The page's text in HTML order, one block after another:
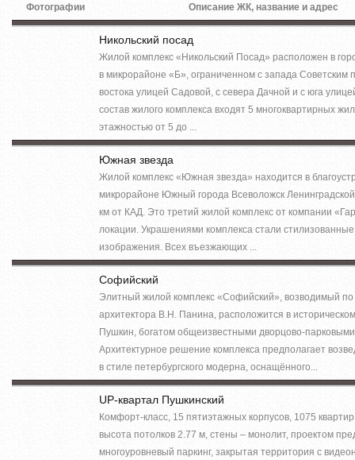
Фотографии Описание ЖК, название и адрес
Никольский посад
Жилой комплекс «Никольский Посад» расположен в
в микрорайоне «Б», ограниченном с запада Советским
востока улицей Садовой, с севера Дачной и с юга
состав жилого комплекса входят 5 многоквартирных
этажностью от 5 до ...
Южная звезда
Жилой комплекс «Южная звезда» находится в
микрорайоне Южный города Всеволожск
км от КАД. Это третий жилой комплекс от компании
локации. Украшениями комплекса стали стилизованные
изображения. Всех въезжающих ...
Софийский
Элитный жилой комплекс «Софийский», возводимый по
архитектора В.Н. Панина, расположится в
Пушкин, богатом общеизвестными дворцово-
Архитектурное решение комплекса предполагает
в стиле петербургского модерна, оснащённого...
UP-квартал Пушкинский
Комфорт-класс, 15 пятиэтажных корпусов, 1075
высота потолков 2.77 м, стены – монолит, проектом
многоуровневый паркинг, закрытая территория с